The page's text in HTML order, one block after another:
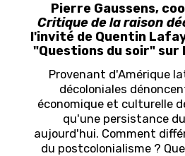
Pierre Gaussens,
Critique de la raison
l'invité de Quentin
"Questions du soir" sur
Provenant d'Amérique
décoloniales
économique et culturelle
qu'une persistance
aujourd'hui. Comment
du postcolonialisme ?